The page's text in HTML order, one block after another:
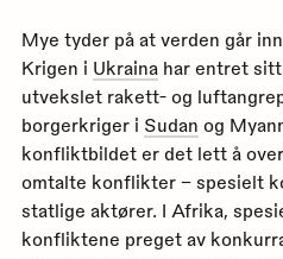
Mye tyder på at verden går
Krigen i Ukrainahar entret sitt
utvekslet rakett- og
borgerkriger i Sudan og
konfliktbildet er det lett å
omtalte konflikter – spesielt
statlige aktører. I Afrika,
konfliktene preget av